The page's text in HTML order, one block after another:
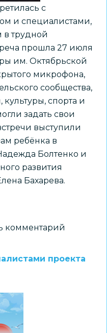
с
и специалистами,
в трудной
прошла 27 июля
им. Октябрьской
микрофона,
сообщества,
спорта и
задать свои
выступили
ребёнка в
Болтенко и
развития
Бахарева.
комментарий
проекта